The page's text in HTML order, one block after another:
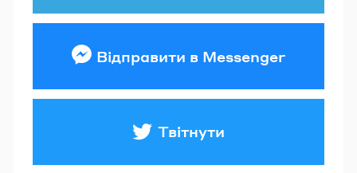
Відправити в Messenger
Твітнути